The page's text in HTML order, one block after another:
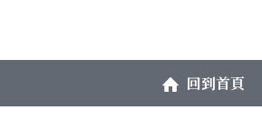
回到首頁